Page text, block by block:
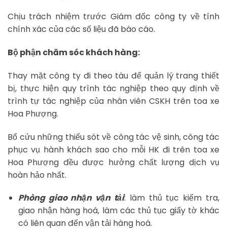
Chịu trách nhiệm trước Giám đốc công ty về tính
chính xác của các số liệu đã báo cáo.
Bộ phận chăm sóc khách hàng:
Thay mặt công ty đi theo tàu để quản lý trang thiết
bị, thực hiện quy trình tác nghiệp theo quy định về
trình tự tác nghiệp của nhân viên CSKH trên toa xe
Hoa Phượng.
Bổ cứu những thiếu sót về công tác vệ sinh, công tác
phục vụ hành khách sao cho mỗi HK đi trên toa xe
Hoa Phượng đều được hưởng chất lượng dịch vụ
hoàn hảo nhất.
Phòng giao nhận vận tải: làm thủ tục kiểm tra,
giao nhận hàng hoá, làm các thủ tục giấy tờ khác
có liên quan đến vận tải hàng hoá.